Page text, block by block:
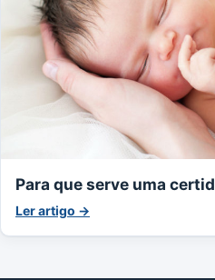
Para que serve uma
Ler artigo →